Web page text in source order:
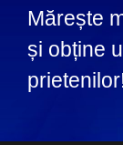
Mărește
și obține